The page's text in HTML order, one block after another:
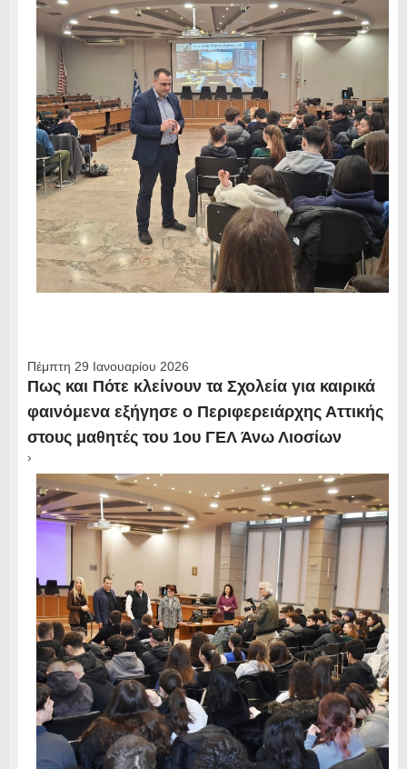
Πέμπτη 29 Ιανουαρίου 2026
Πως και Πότε κλείνουν τα Σχολεία για καιρικά
φαινόμενα εξήγησε ο Περιφερειάρχης Αττικής
στους μαθητές του 1ου ΓΕΛ Άνω Λιοσίων
›